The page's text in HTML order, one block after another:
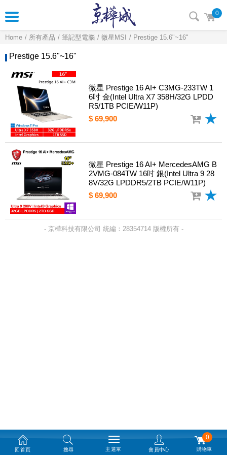
0
Home 所有產品 筆記型電腦 微星MSI Prestige 15.6"~16"
Prestige 15.6"~16"
微星 Prestige 16 AI+ C3MG-233TW 1
6吋 金(Intel Ultra X7 358H/32G LPDD
R5/1TB PCIE/W11P)
$ 69,900
微星 Prestige 16 AI+ MercedesAMG B
2VMG-084TW 16吋 銀(Intel Ultra 9 28
8V/32G LPDDR5/2TB PCIE/W11P)
$ 69,900
- 京樺科技有限公司 統編：28354714 版權所有 -
回首頁 搜尋 主選單 會員中心
0
購物車